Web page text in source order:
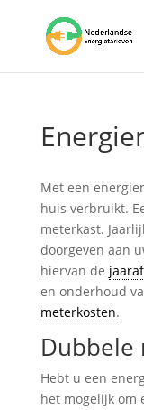
Met een
huis verbruikt.
meterkast.
doorgeven aan
hiervan de
en onderhoud
meterkosten.
Dubbele
Hebt u een
het mogelijk om